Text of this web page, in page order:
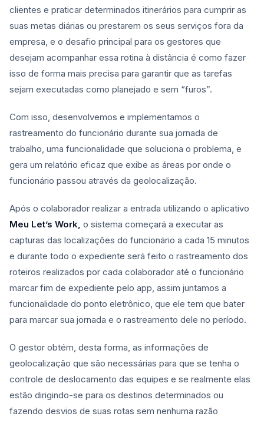
clientes e praticar determinados itinerários para cumprir as
suas metas diárias ou prestarem os seus serviços fora da
empresa, e o desafio principal para os gestores que
desejam acompanhar essa rotina à distância é como fazer
isso de forma mais precisa para garantir que as tarefas
sejam executadas como planejado e sem “furos”.
Com isso, desenvolvemos e implementamos o
rastreamento do funcionário durante sua jornada de
trabalho, uma funcionalidade que soluciona o problema, e
gera um relatório eficaz que exibe as áreas por onde o
funcionário passou através da geolocalização.
Após o colaborador realizar a entrada utilizando o aplicativo
Meu Let’s Work, o sistema começará a executar as
capturas das localizações do funcionário a cada 15 minutos
e durante todo o expediente será feito o rastreamento dos
roteiros realizados por cada colaborador até o funcionário
marcar fim de expediente pelo app, assim juntamos a
funcionalidade do ponto eletrônico, que ele tem que bater
para marcar sua jornada e o rastreamento dele no período.
O gestor obtém, desta forma, as informações de
geolocalização que são necessárias para que se tenha o
controle de deslocamento das equipes e se realmente elas
estão dirigindo-se para os destinos determinados ou
fazendo desvios de suas rotas sem nenhuma razão